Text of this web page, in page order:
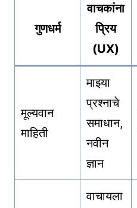
गुणधर्म
वाचकांना
प्रिय
(UX)
मूल्यवान
माहिती
माझ्या
प्रश्नाचे
समाधान,
नवीन
ज्ञान
वाचायला